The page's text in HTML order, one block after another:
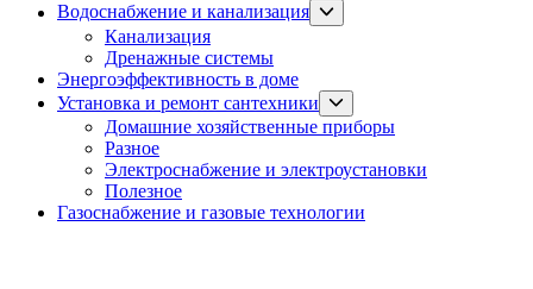
Водоснабжение и канализация
Show
sub
Канализация
Дренажные системы
Энергоэффективность в доме
Установка и ремонт сантехники
sub
menu
Домашние хозяйственные приборы
Разное
Электроснабжение и электроустановки
Полезное
Газоснабжение и газовые технологии